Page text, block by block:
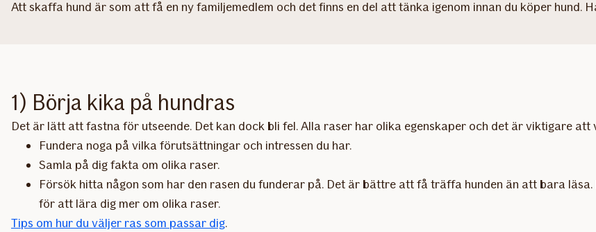
Att skaffa hund är som att få en ny familjemedlem och det finns en del att tänka igenom innan du köper hund.
1) Börja kika på hundras
Det är lätt att fastna för utseende. Det kan dock bli fel. Alla raser har olika egenskaper och det är viktigare att
Fundera noga på vilka förutsättningar och intressen du har.
Samla på dig fakta om olika raser.
Försök hitta någon som har den rasen du funderar på. Det är bättre att få träffa hunden än att bara
för att lära dig mer om olika raser.
Tips om hur du väljer ras som passar dig.